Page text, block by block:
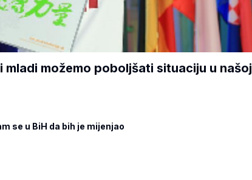
mladi možemo poboljšati situaciju u našoj
se u BiH da bih je mijenjao